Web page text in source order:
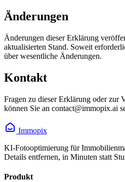
Änderungen
Änderungen dieser Erklärung
aktualisierten Stand. Soweit
über wesentliche Änderungen.
Kontakt
Fragen zu dieser Erklärung oder zur
können Sie an contact@immopix.ai
Immopix
KI-Fotooptimierung für
Details entfernen, in Minuten statt
Produkt